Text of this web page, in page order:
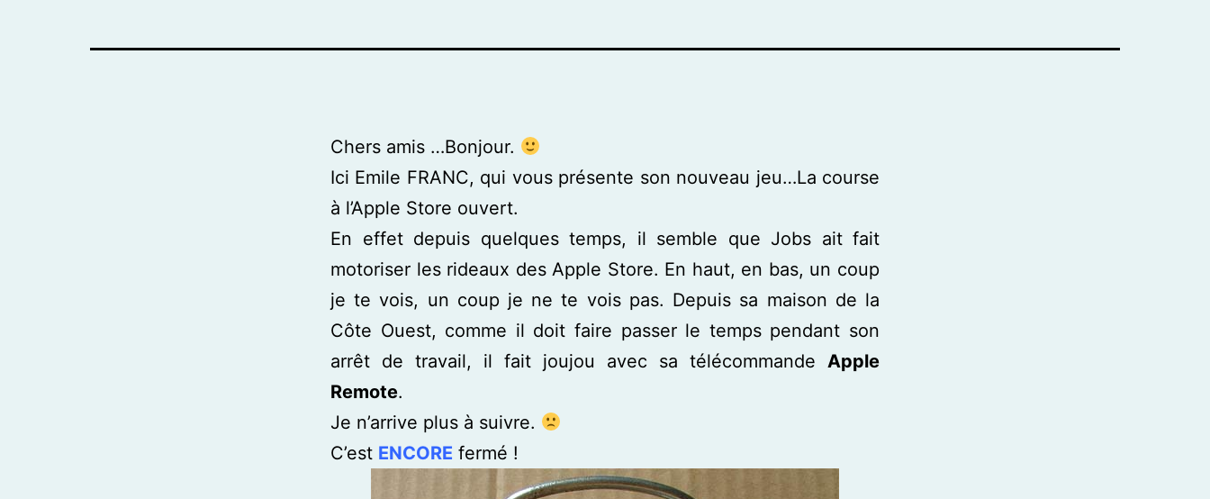
Chers amis …Bonjour.
Ici Emile FRANC, qui vous présente son nouveau jeu…La course
à l’Apple Store ouvert.
En effet depuis quelques temps, il semble que Jobs ait fait
motoriser les rideaux des Apple Store. En haut, en bas, un coup
je te vois, un coup je ne te vois pas. Depuis sa maison de la
Côte Ouest, comme il doit faire passer le temps pendant son
arrêt de travail, il fait joujou avec sa télécommande Apple
Remote.
Je n’arrive plus à suivre.
C’est ENCORE fermé !